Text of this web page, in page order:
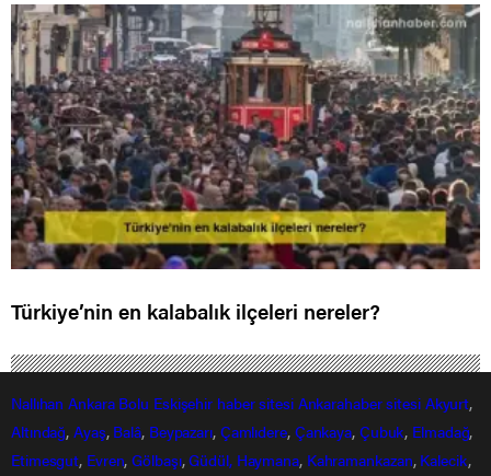
Türkiye’nin en kalabalık ilçeleri nereler?
Nallıhan Ankara Bolu Eskişehir haber sitesi Ankarahabersitesi Akyurt,
Altındağ,Ayaş, Balâ, Beypazarı, Çamlıdere, Çankaya, Çubuk, Elmadağ,
Etimesgut, Evren,Gölbaşı,Güdül, Haymana, Kahramankazan, Kalecik,